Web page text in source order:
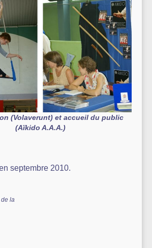
(Volaverunt) et accueil du public
(Aïkido A.A.A.)
septembre 2010.
la